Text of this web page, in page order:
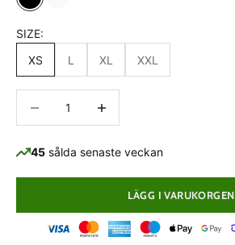
PASSFORMSGUIDE
Black
SIZE:
XS
L XL XXL
45 sålda senaste veckan
LÄGG I VARUKORGEN